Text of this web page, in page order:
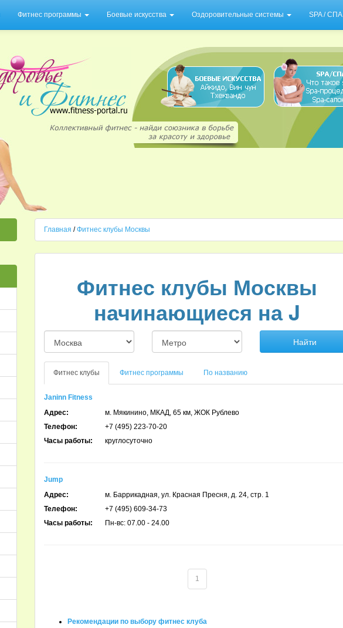
Фитнес программы Боевые искусства Оздоровительные системы SPA / СПА
Главная /Фитнес клубы Москвы
Фитнес клубы Москвы
начинающиеся на J
Найти
Фитнес клубы Фитнес программы По названию
Janinn Fitness
Адрес:
м. Мякинино, МКАД, 65 км, ЖОК Рублево
Телефон:
+7 (495) 223-70-20
Часы работы:
круглосуточно
Jump
Адрес:
м. Баррикадная, ул. Красная Пресня, д. 24, стр. 1
Телефон:
+7 (495) 609-34-73
Часы работы:
Пн-вс: 07.00 - 24.00
1
Рекомендации по выбору фитнес клуба